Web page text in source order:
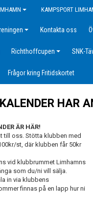
KAMPSPORT
Kontakta oss
Richthoffcupen SNK-
Frågor kring Fritidskortet
HAR
ÄR HÄR!
till oss. Stötta klubben med
st, där klubben får 50kr
vid klubbrummet Limhamns
som du/ni vill sälja.
in via klubbens
finnas på en lapp hur ni